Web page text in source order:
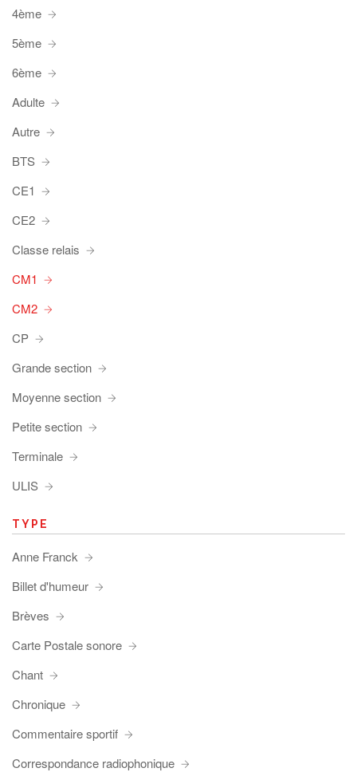
4ème
5ème
6ème
Adulte
Autre
BTS
CE1
CE2
Classe relais
CM1
CM2
CP
Grande section
Moyenne section
Petite section
Terminale
ULIS
TYPE
Anne Franck
Billet d'humeur
Brèves
Carte Postale sonore
Chant
Chronique
Commentaire sportif
Correspondance radiophonique